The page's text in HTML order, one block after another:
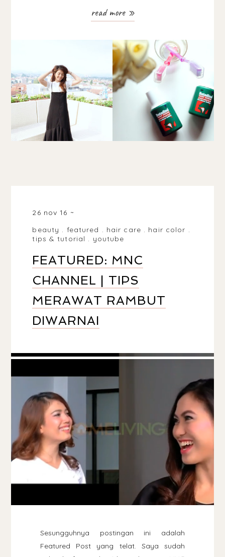
read more »
26 nov 16
beauty . featured . hair care . hair color .
tips & tutorial . youtube
FEATURED: MNC
CHANNEL | TIPS
MERAWAT RAMBUT
DIWARNAI
Sesungguhnya postingan ini adalah
Featured Post yang telat. Saya sudah